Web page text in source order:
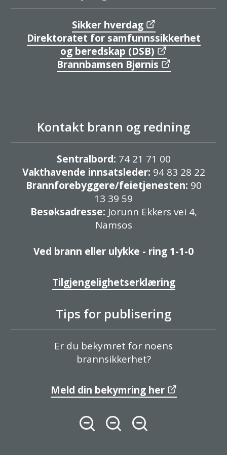
g
r
e
d
n
g
Sikker hverdag
Direktoratet for samfunnssikkerhet
og beredskap (DSB)
Brannbamsen Bjørnis
Kontakt brann og redning
Sentralbord: 74 21 71 00
Vakthavende innsatsleder: 94 83 28 22
Brannforebyggere/feietjenesten: 90
13 39 59
Besøksadresse: Jorunn Ekkers vei 4,
Namsos
Ved brann eller ulykke - ring 1-1-0
Tilgjengelighetserklæring
Tips for publisering
Er du bekymret for noens
brannsikkerhet?
Meld din bekymring her